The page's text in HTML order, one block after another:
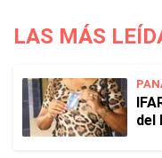
LAS MÁS
del